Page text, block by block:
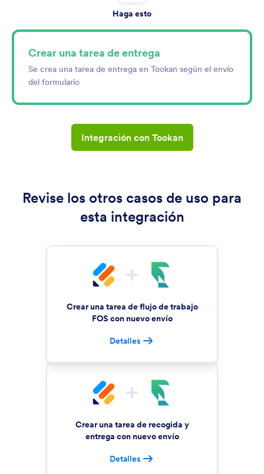
Haga esto
Crear una tarea de entrega
Se crea una tarea de entrega en Tookan según el envío
del formulario
Integración con Tookan
Revise los otros casos de uso para
esta integración
Crear una tarea de flujo de trabajo
FOS con nuevo envío
Detalles
Crear una tarea de recogida y
entrega con nuevo envío
Detalles